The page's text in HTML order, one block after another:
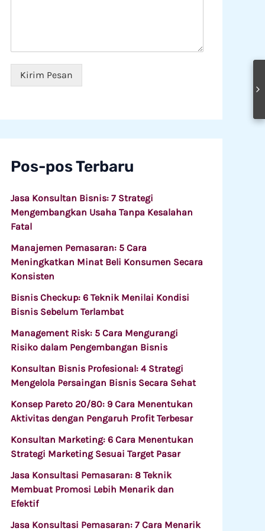
Kirim Pesan
Pos-pos Terbaru
Jasa Konsultan Bisnis: 7 Strategi
Mengembangkan Usaha Tanpa Kesalahan
Fatal
Manajemen Pemasaran: 5 Cara
Meningkatkan Minat Beli Konsumen Secara
Konsisten
Bisnis Checkup: 6 Teknik Menilai Kondisi
Bisnis Sebelum Terlambat
Management Risk: 5 Cara Mengurangi
Risiko dalam Pengembangan Bisnis
Konsultan Bisnis Profesional: 4 Strategi
Mengelola Persaingan Bisnis Secara Sehat
Konsep Pareto 20/80: 9 Cara Menentukan
Aktivitas dengan Pengaruh Profit Terbesar
Konsultan Marketing: 6 Cara Menentukan
Strategi Marketing Sesuai Target Pasar
Jasa Konsultasi Pemasaran: 8 Teknik
Membuat Promosi Lebih Menarik dan
Efektif
Jasa Konsultasi Pemasaran: 7 Cara Menarik